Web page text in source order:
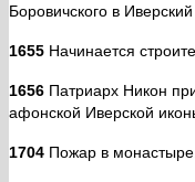
Боровичского в
1655 Начинается
1656 Патриарх Никон
афонской Иверской
1704 Пожар в